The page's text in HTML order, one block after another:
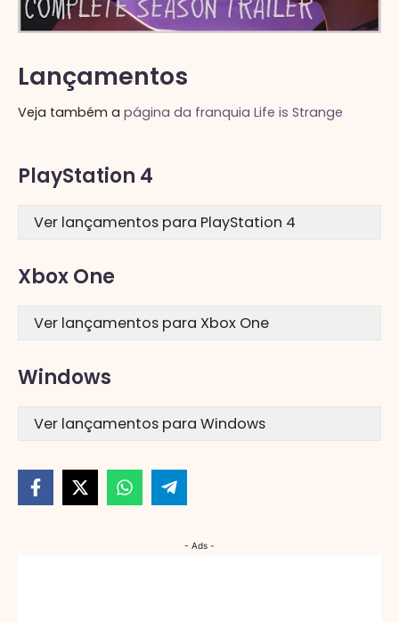
Lançamentos
Veja também a página da franquia Life is Strange
PlayStation 4
Ver lançamentos para PlayStation 4
Xbox One
Ver lançamentos para Xbox One
Windows
Ver lançamentos para Windows
- Ads -